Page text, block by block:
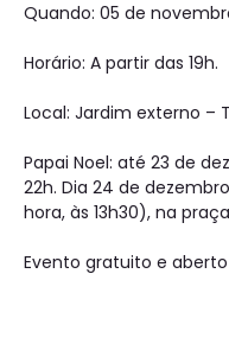
Quando: 05 de
Horário: A partir das 19h.
Local: Jardim externo –
Papai Noel: até 23 de
22h. Dia 24 de
hora, às 13h30), na
Evento gratuito e